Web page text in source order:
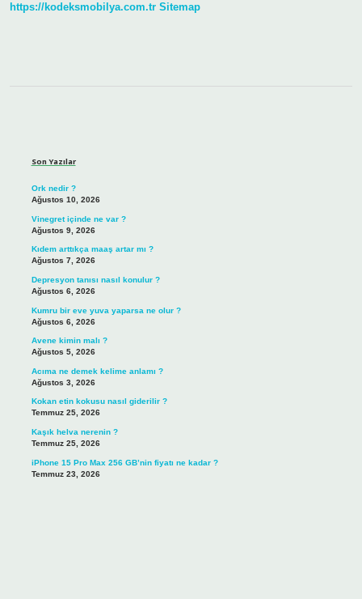
https://kodeksmobilya.com.tr Sitemap
Son Yazılar
Ork nedir ?
Ağustos 10, 2026
Vinegret içinde ne var ?
Ağustos 9, 2026
Kıdem arttıkça maaş artar mı ?
Ağustos 7, 2026
Depresyon tanısı nasıl konulur ?
Ağustos 6, 2026
Kumru bir eve yuva yaparsa ne olur ?
Ağustos 6, 2026
Avene kimin malı ?
Ağustos 5, 2026
Acıma ne demek kelime anlamı ?
Ağustos 3, 2026
Kokan etin kokusu nasıl giderilir ?
Temmuz 25, 2026
Kaşık helva nerenin ?
Temmuz 25, 2026
iPhone 15 Pro Max 256 GB’nin fiyatı ne kadar ?
Temmuz 23, 2026